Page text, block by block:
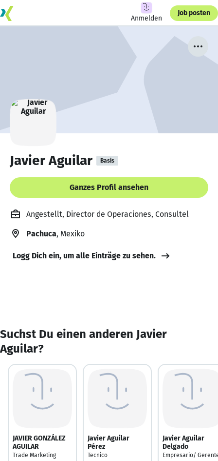
Anmelden
Job posten
Javier Aguilar Basis
Ganzes Profil ansehen
Angestellt, Director de Operaciones, Consultel
Pachuca, Mexiko
Logg Dich ein, um alle Einträge zu sehen.
Suchst Du einen anderen Javier
Aguilar?
JAVIER GONZÁLEZ
AGUILAR
Trade Marketing
Javier Aguilar
Pérez
Tecnico
Javier Aguilar
Delgado
Empresario/